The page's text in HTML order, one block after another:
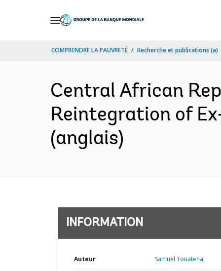
COMPRENDRE LA PAUVRETÉ Recherche et publications (a)
Central African
Reintegration of
(anglais)
INFORMATION
Auteur Samuel Touatena;